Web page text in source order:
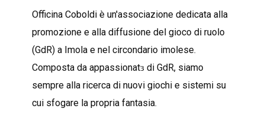
Officina Coboldi è un'associazione dedicata alla
promozione e alla diffusione del gioco di ruolo
(GdR) a Imola e nel circondario imolese.
Composta da appassionatɜ di GdR, siamo
sempre alla ricerca di nuovi giochi e sistemi su
cui sfogare la propria fantasia.